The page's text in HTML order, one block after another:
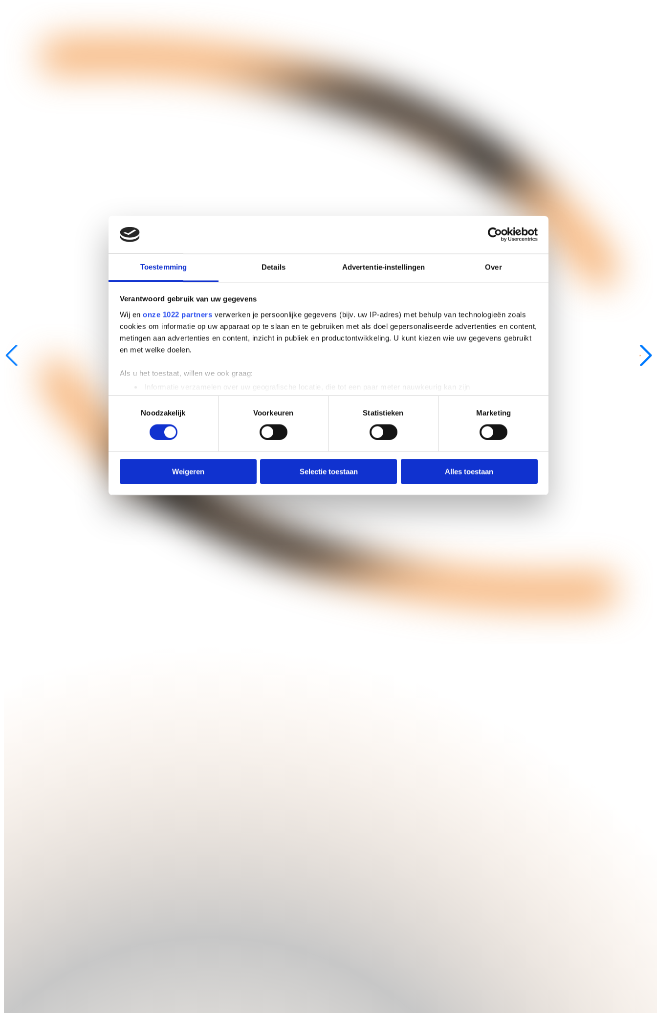
Toestemming Details Advertentie-instellingen Over
Verantwoord gebruik van uw gegevens
Wij en onze 1022 partners verwerken je persoonlijke gegevens (bijv. uw IP-adres) met behulp van technologieën zoals
cookies om informatie op uw apparaat op te slaan en te gebruiken met als doel gepersonaliseerde advertenties en content,
metingen aan advertenties en content, inzicht in publiek en productontwikkeling. U kunt kiezen wie uw gegevens gebruikt
en met welke doelen.
Als u het toestaat, willen we ook graag:
Informatie verzamelen over uw geografische locatie, die tot een paar meter nauwkeurig kan zijn
Uw apparaat identificeren door het actief te scannen op specifieke eigenschappen (fingerprinting)
Lees meer over hoe uw persoonlijke gegevens worden verwerkt en stel uw voorkeuren in het
detailgedeeltein. U kunt uw
toestemming op elk moment wijzigen of intrekken in de Cookieverklaring.
websiteverkeer te analyseren. Ook delen we informatie over uw gebruik van onze site met onze partners voor social
media, adverteren en analyse. Deze partners kunnen deze gegevens combineren met andere informatie die u aan ze heeft
verstrekt of die ze hebben verzameld op basis van uw gebruik van hun services.
Noodzakelijk
Voorkeuren Statistieken Marketing
Weigeren Selectie toestaan Alles toestaan